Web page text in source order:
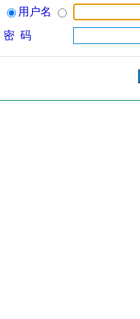
用户名
密 码